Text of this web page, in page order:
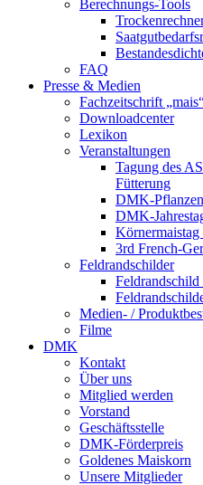
Berechnungs-Tools
FAQ
Presse & Medien
Fachzeitschrift
Downloadcenter
Lexikon
Veranstaltungen
Tagung des
Fütterung
DMK-
DMK-
3rd French-
Feldrandschilder
Feldrandschild
Medien- /
Filme
DMK
Kontakt
Über uns
Mitglied werden
Vorstand
Geschäftsstelle
DMK-Förderpreis
Goldenes Maiskorn
Unsere Mitglieder